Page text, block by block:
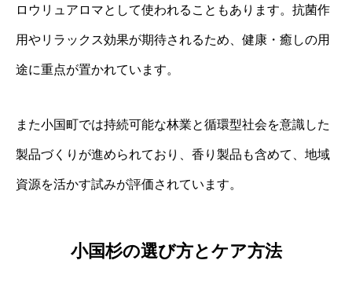
ロウリュアロマとして使われることもあります。抗菌作
用やリラックス効果が期待されるため、健康・癒しの用
途に重点が置かれています。
また小国町では持続可能な林業と循環型社会を意識した
製品づくりが進められており、香り製品も含めて、地域
資源を活かす試みが評価されています。
小国杉の選び方とケア方法